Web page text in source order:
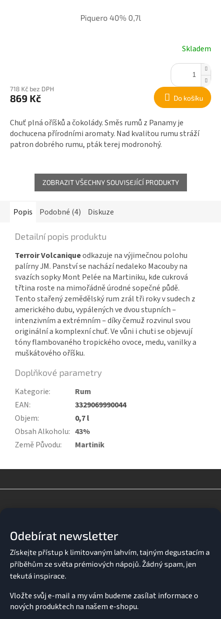
Piquero 40% 0,7l
Skladem
718 Kč bez DPH
869 Kč Do košíku
Chuť plná oříšků a čokolády. Směs rumů z Panamy je
dochucena přírodními aromaty. Nad kvalitou rumu stráží
patron dobrého rumu, pták terej modronohý.
ZOBRAZIT VŠECHNY SOUVISEJÍCÍ PRODUKTY
Popis Podobné (4) Diskuze
Detailní popis produktu
Terroir Volcaniqueodkazuje na výjimečnou polohu
palírny JM. Panství se nachází nedaleko Macouby na
svazích sopky Mont Pelée na Martiniku, kde cukrová
třtina roste na mimořádně úrodné sopečné půdě.
Tento stařený zemědělský rum zrál tři roky v sudech z
amerického dubu, vypálených ve dvou stupních –
intenzivním a extrémním – díky čemuž rozvinul svou
originální a komplexní chuť. Ve vůni i chuti se objevují
tóny flambovaného tropického ovoce, medu, vanilky a
muškátového oříšku.
Doplňkové parametry
Kategorie:
Rum
EAN:
3329069990044
Objem:
0,7 l
Obsah Alkoholu: 43%
Země Původu: Martinik
Odebírat newsletter
Vložte svůj e-mail a my vám budeme zasílat informace o
nových produktech na našem e-shopu.